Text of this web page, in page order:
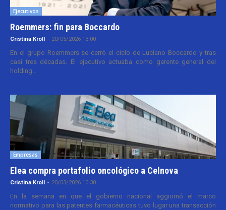
Ejecutivos
Roemmers: fin para Boccardo
Cristina Kroll - 20/05/2026 13:00
En el grupo Roemmers se cerró el ciclo de Luciano Boccardo y tras
casi tres décadas. El ejecutivo actuaba como gerente general del
holding...
Empresas
Elea compra portafolio oncológico a Celnova
Cristina Kroll - 20/03/2026 10:30
En la semana en que el gobierno nacional aggiornó el marco
normativo para las patentes farmacéuticas tuvo lugar una transacción